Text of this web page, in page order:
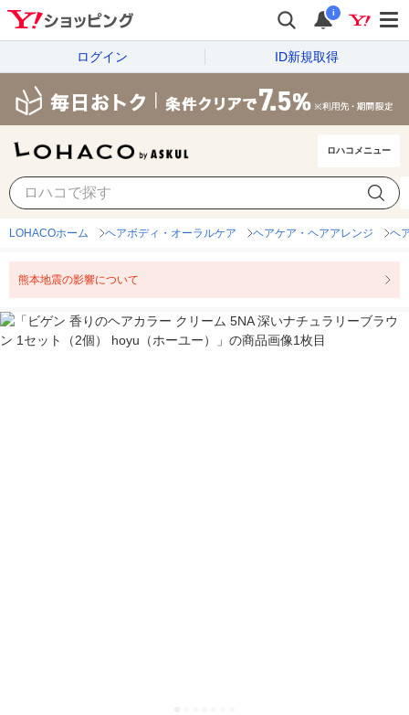
i
ログイン ID新規取得
ロハコメニュー
LOHACOホーム ヘアボディ・オーラルケア ヘアケア・ヘアアレンジ ヘ
熊本地震の影響について